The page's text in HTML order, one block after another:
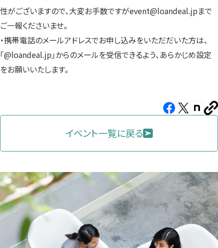
性がございますので、大変お手数ですがevent@loandeal.jpまで
ご一報くださいませ。
・携帯電話のメールアドレスでお申し込みをいただだいた方は、
「@loandeal.jp」からのメールを受信できるよう、あらかじめ設定
をお願いいたします。
Facebook（新
し
で
ま
す）
X（新
し
で
開
き
す）
note（新
し
で
開
き
ま
す）
イベント一覧に戻る